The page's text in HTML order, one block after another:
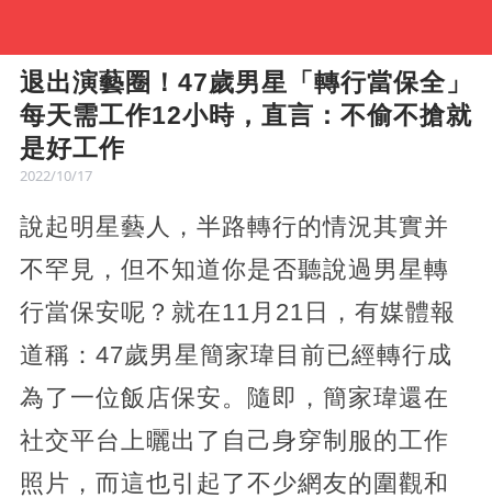
退出演藝圈！47歲男星「轉行當保全」
每天需工作12小時，直言：不偷不搶就
是好工作
2022/10/17
說起明星藝人，半路轉行的情況其實并
不罕見，但不知道你是否聽說過男星轉
行當保安呢？就在11月21日，有媒體報
道稱：47歲男星簡家瑋目前已經轉行成
為了一位飯店保安。隨即，簡家瑋還在
社交平台上曬出了自己身穿制服的工作
照片，而這也引起了不少網友的圍觀和